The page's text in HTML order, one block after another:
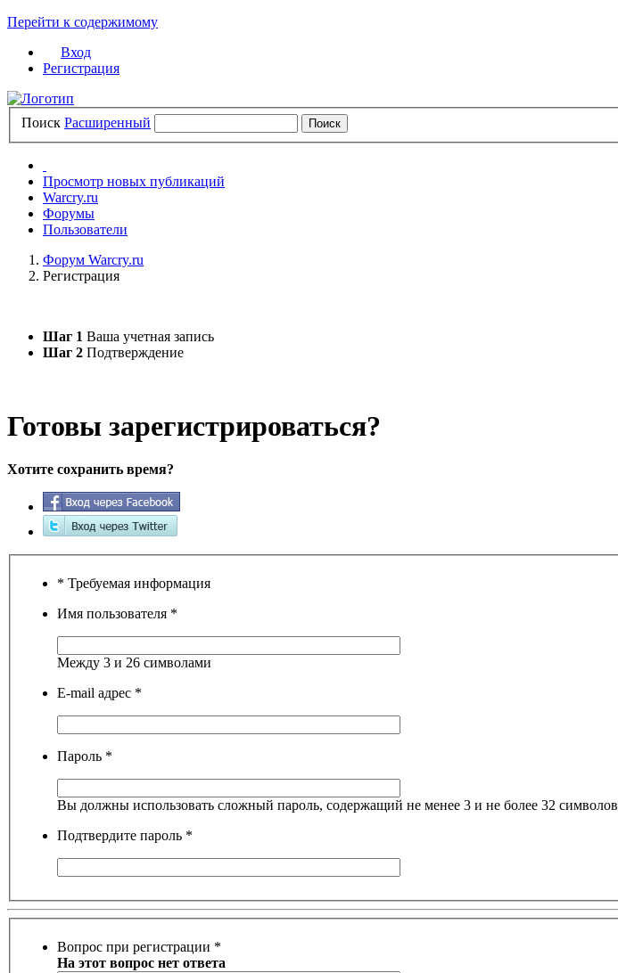
Перейти к содержимому
Вход
Регистрация
Поиск Расширенный
Просмотр новых публикаций
Warcry.ru
Форумы
Пользователи
Форум Warcry.ru
Регистрация
Шаг 1 Ваша учетная запись
Шаг 2 Подтверждение
Готовы зарегистрироваться?
Хотите сохранить время?
* Требуемая информация
Имя пользователя *
Между 3 и 26 символами
E-mail адрес *
Пароль *
Вы должны использовать сложный пароль, содержащий не менее 3 и не более 32 символов
Подтвердите пароль *
Вопрос при регистрации *
На этот вопрос нет ответа